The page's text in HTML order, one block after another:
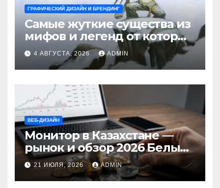
ГРАФИЧЕСКИЙ ДИЗАЙН И БРЕНДИНГ
Самые жуткие существа из
мифов и легенд от которых
стынет кровь
4 АВГУСТА, 2026 ADMIN
ВЕБ-ДИЗАЙН
Монитор в Казахстане —
рынок и обзор 2026 Белый
Ветер Shop.kz
21 ИЮЛЯ, 2026 ADMIN